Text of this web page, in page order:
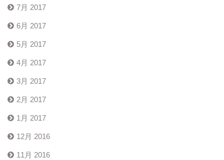
7月 2017
6月 2017
5月 2017
4月 2017
3月 2017
2月 2017
1月 2017
12月 2016
11月 2016